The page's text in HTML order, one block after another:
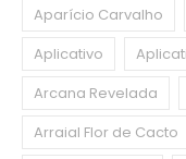
Aparício Carvalho
Aplicativo
Arcana Revelada
Arraial Flor de Cacto